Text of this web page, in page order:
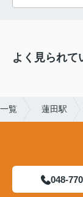
よく見られて
覧 蓮田駅
048-